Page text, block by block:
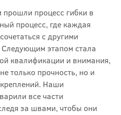
прошли процесс гибки в
процесс, где каждая
с другими
Следующим этапом стала
квалификации и внимания,
только прочность, но и
Наши
все части
за швами, чтобы они